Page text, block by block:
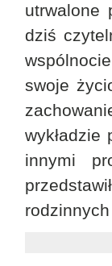
utrwalone
dziś
swoje
wykładzie
innymi